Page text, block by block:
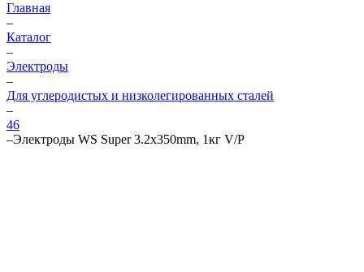
Главная
–
Каталог
–
Электроды
–
Для углеродистых и низколегированных сталей
–
46
–Электроды WS Super 3.2х350mm, 1кг V/P